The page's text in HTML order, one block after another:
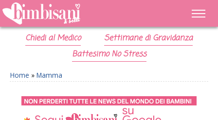
Chiedi al Medico
Settimane di Gravidanza
Battesimo No Stress
Home » Mamma